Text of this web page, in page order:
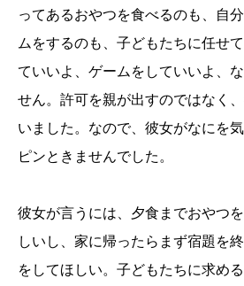
ってあるおやつを食べるのも、自
ムをするのも、子どもたちに任せ
ていいよ、ゲームをしていいよ、
せん。許可を親が出すのではなく
いました。なので、彼女がなにを
ピンときませんでした。
彼女が言うには、夕食までおやつ
しいし、家に帰ったらまず宿題を
をしてほしい。子どもたちに求め